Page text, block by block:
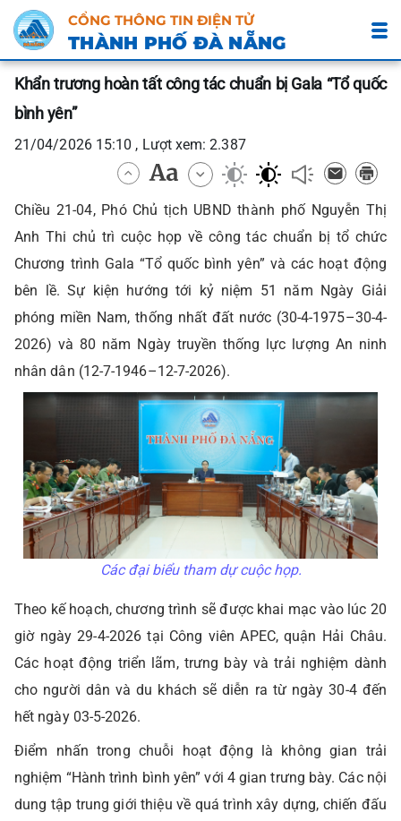
CỔNG THÔNG TIN ĐIỆN TỬ
THÀNH PHỐ ĐÀ NẴNG
Khẩn trương hoàn tất công tác chuẩn bị Gala “Tổ quốc
bình yên”
21/04/2026 15:10 , Lượt xem: 2.387
Chiều 21-04, Phó Chủ tịch UBND thành phố Nguyễn Thị
Anh Thi chủ trì cuộc họp về công tác chuẩn bị tổ chức
Chương trình Gala “Tổ quốc bình yên” và các hoạt động
bên lề. Sự kiện hướng tới kỷ niệm 51 năm Ngày Giải
phóng miền Nam, thống nhất đất nước (30-4-1975–30-4-
2026) và 80 năm Ngày truyền thống lực lượng An ninh
nhân dân (12-7-1946–12-7-2026).
Các đại biểu tham dự cuộc họp.
Theo kế hoạch, chương trình sẽ được khai mạc vào lúc 20
giờ ngày 29-4-2026 tại Công viên APEC, quận Hải Châu.
Các hoạt động triển lãm, trưng bày và trải nghiệm dành
cho người dân và du khách sẽ diễn ra từ ngày 30-4 đến
hết ngày 03-5-2026.
Điểm nhấn trong chuỗi hoạt động là không gian trải
nghiệm “Hành trình bình yên” với 4 gian trưng bày. Các nội
dung tập trung giới thiệu về quá trình xây dựng, chiến đấu